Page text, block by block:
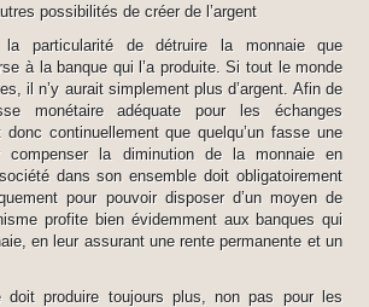
possibilités de créer de l’argent
particularité de détruire la monnaie que
à la banque qui l’a produite. Si tout le monde
il n’y aurait simplement plus d’argent. Afin de
monétaire adéquate pour les échanges
continuellement que quelqu’un fasse une
compenser la diminution de la monnaie en
dans son ensemble doit obligatoirement
pour pouvoir disposer d’un moyen de
profite bien évidemment aux banques qui
en leur assurant une rente permanente et un
doit produire toujours plus, non pas pour les